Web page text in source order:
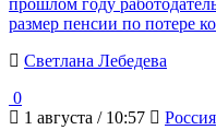
размер пенсии по потере
Светлана Лебедева
0
1 августа / 10:57
Россия